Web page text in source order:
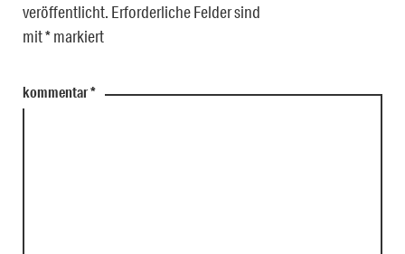
veröffentlicht. Erforderliche Felder sind
mit*markiert
kommentar*